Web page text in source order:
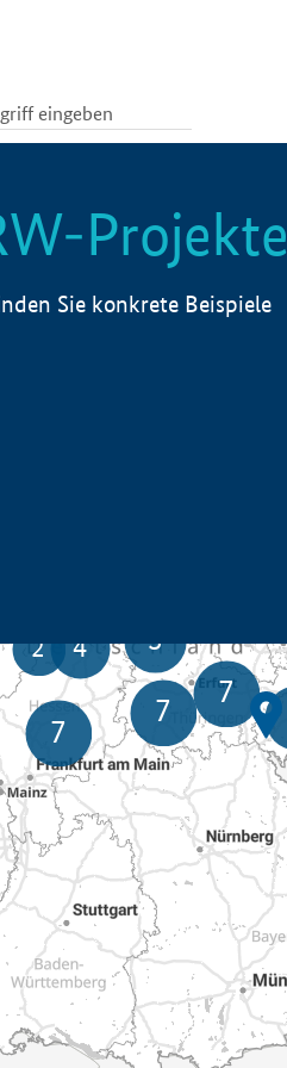
Projekte
Sie konkrete Beispiele